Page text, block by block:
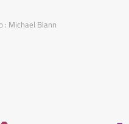
: Michael Blann